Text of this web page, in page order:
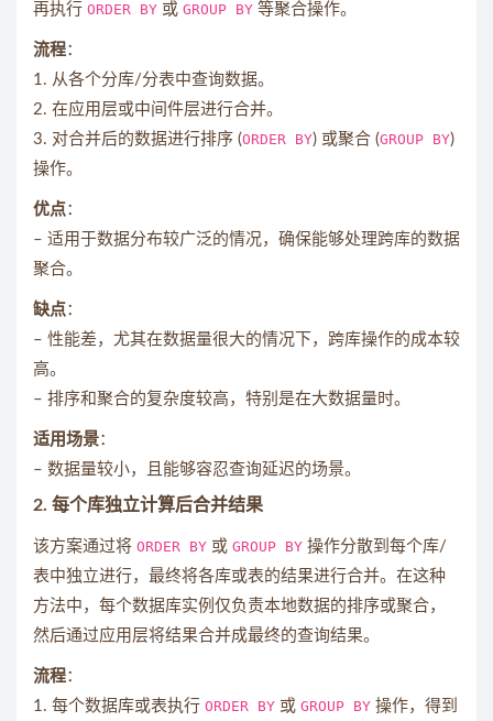
再执行 ORDER BY 或 GROUP BY 等聚合操作。
流程：
1. 从各个分库/分表中查询数据。
2. 在应用层或中间件层进行合并。
3. 对合并后的数据进行排序 (ORDER BY) 或聚合 (GROUP BY)
操作。
优点：
– 适用于数据分布较广泛的情况，确保能够处理跨库的数据
聚合。
缺点：
– 性能差，尤其在数据量很大的情况下，跨库操作的成本较
高。
– 排序和聚合的复杂度较高，特别是在大数据量时。
适用场景：
– 数据量较小，且能够容忍查询延迟的场景。
2. 每个库独立计算后合并结果
该方案通过将 ORDER BY 或 GROUP BY 操作分散到每个库/
表中独立进行，最终将各库或表的结果进行合并。在这种
方法中，每个数据库实例仅负责本地数据的排序或聚合，
然后通过应用层将结果合并成最终的查询结果。
流程：
1. 每个数据库或表执行 ORDER BY 或 GROUP BY 操作，得到